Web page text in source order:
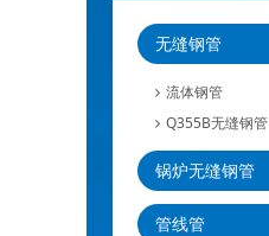
无缝钢管
流体钢管
Q355B无缝钢管
锅炉无缝钢管
管线管